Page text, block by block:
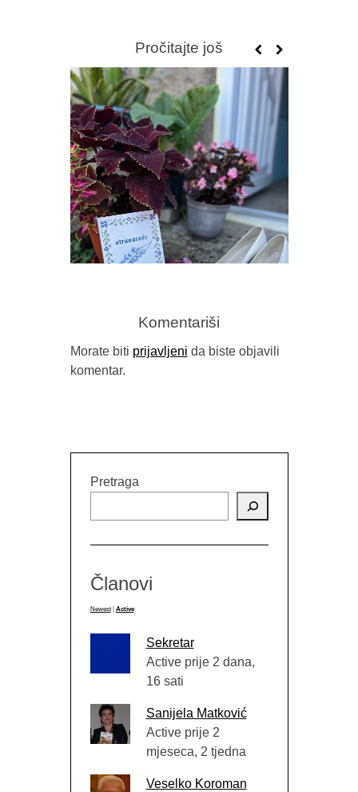
Pročitajte još
IZMEĐU TRAUME I TRADICIJE
Komentariši
Morate biti prijavljeni da biste objavili
komentar.
Pretraga
Članovi
Newest Active
Sekretar
Active prije 2 dana,
16 sati
Sanijela Matković
Active prije 2
mjeseca, 2 tjedna
Veselko Koroman